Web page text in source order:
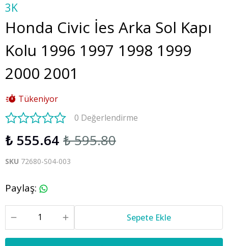
3K
Honda Civic İes Arka Sol Kapı
Kolu 1996 1997 1998 1999
2000 2001
Tükeniyor
0 Değerlendirme
₺ 555.64 ₺ 595.80
SKU 72680-S04-003
Paylaş:
Sepete Ekle